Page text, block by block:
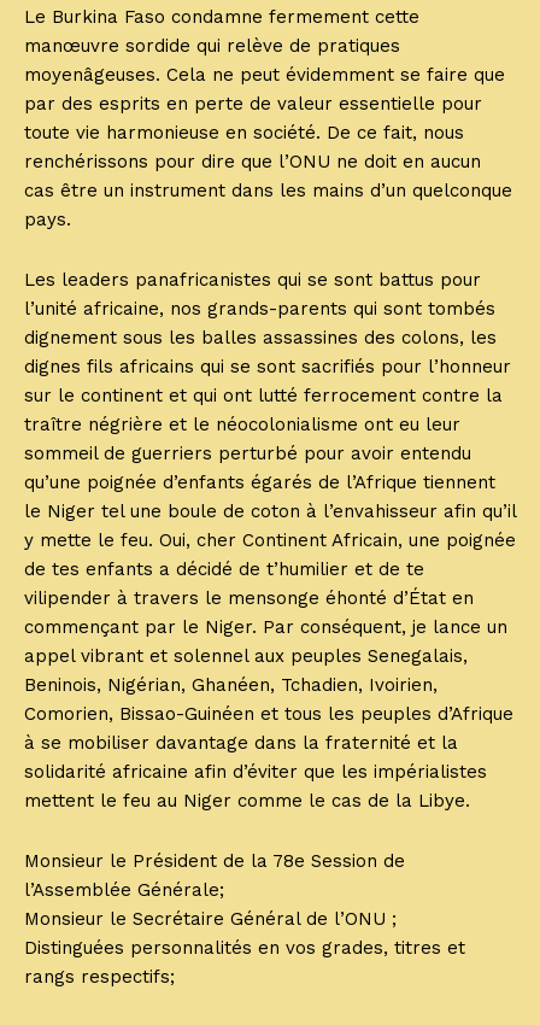
Le Burkina Faso condamne fermement cette
manœuvre sordide qui relève de pratiques
moyenâgeuses. Cela ne peut évidemment se faire que
par des esprits en perte de valeur essentielle pour
toute vie harmonieuse en société. De ce fait, nous
renchérissons pour dire que l’ONU ne doit en aucun
cas être un instrument dans les mains d’un quelconque
pays.
Les leaders panafricanistes qui se sont battus pour
l’unité africaine, nos grands-parents qui sont tombés
dignement sous les balles assassines des colons, les
dignes fils africains qui se sont sacrifiés pour l’honneur
sur le continent et qui ont lutté ferrocement contre la
traître négrière et le néocolonialisme ont eu leur
sommeil de guerriers perturbé pour avoir entendu
qu’une poignée d’enfants égarés de l’Afrique tiennent
le Niger tel une boule de coton à l’envahisseur afin qu’il
y mette le feu. Oui, cher Continent Africain, une poignée
de tes enfants a décidé de t’humilier et de te
vilipender à travers le mensonge éhonté d’État en
commençant par le Niger. Par conséquent, je lance un
appel vibrant et solennel aux peuples Senegalais,
Beninois, Nigérian, Ghanéen, Tchadien, Ivoirien,
Comorien, Bissao-Guinéen et tous les peuples d’Afrique
à se mobiliser davantage dans la fraternité et la
solidarité africaine afin d’éviter que les impérialistes
mettent le feu au Niger comme le cas de la Libye.
Monsieur le Président de la 78e Session de
l’Assemblée Générale;
Monsieur le Secrétaire Général de l’ONU ;
Distinguées personnalités en vos grades, titres et
rangs respectifs;